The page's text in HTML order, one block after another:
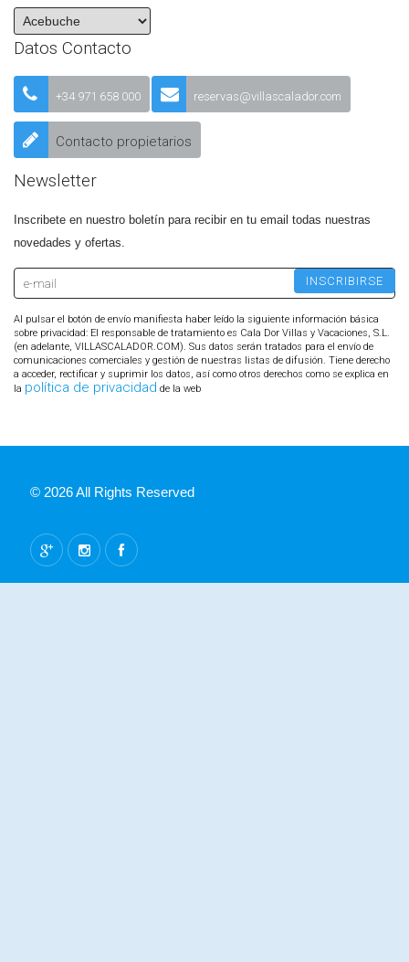
Datos Contacto
+34 971 658 000 reservas@villascalador.com
Contacto propietarios
Newsletter
Inscribete en nuestro boletín para recibir en tu email todas nuestras
novedades y ofertas.
Al pulsar el botón de envío manifiesta haber leído la siguiente información básica
sobre privacidad: El responsable de tratamiento es Cala Dor Villas y Vacaciones, S.L.
(en adelante, VILLASCALADOR.COM). Sus datos serán tratados para el envío de
comunicaciones comerciales y gestión de nuestras listas de difusión. Tiene derecho
a acceder, rectificar y suprimir los datos, así como otros derechos como se explica en
la política de privacidad de la web
© 2026 All Rights Reserved